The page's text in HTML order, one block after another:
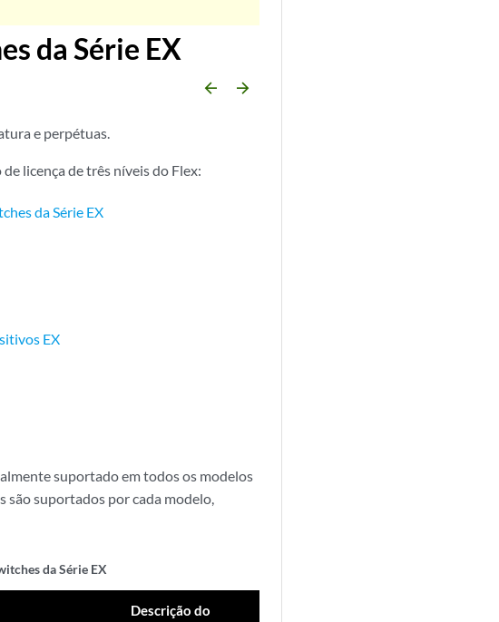
da Série EX
arrow_backward arrow_forward
e perpétuas.
licença de três níveis do Flex:
da Série EX
EX
suportado em todos os modelos
são suportados por cada modelo,
da Série EX
Descrição do